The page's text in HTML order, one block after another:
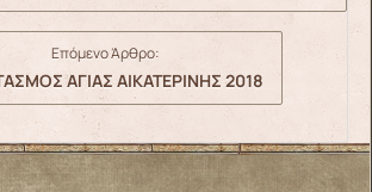
Επόμενο Άρθρο:
ΑΓΙΑΣ ΑΙΚΑΤΕΡΙΝΗΣ 2018